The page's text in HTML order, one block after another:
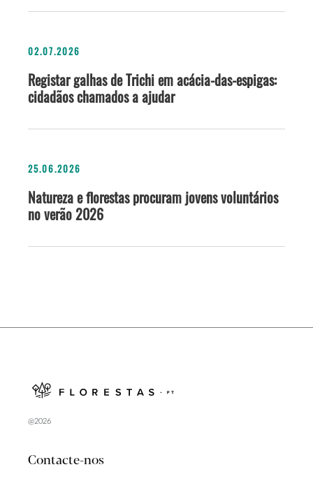
02.07.2026
Registar galhas de Trichi em acácia-das-espigas:
cidadãos chamados a ajudar
25.06.2026
Natureza e florestas procuram jovens voluntários
no verão 2026
@2026
Contacte-nos